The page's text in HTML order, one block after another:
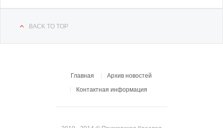
BACK TO TOP
Главная
Архив новостей
Контактная информация